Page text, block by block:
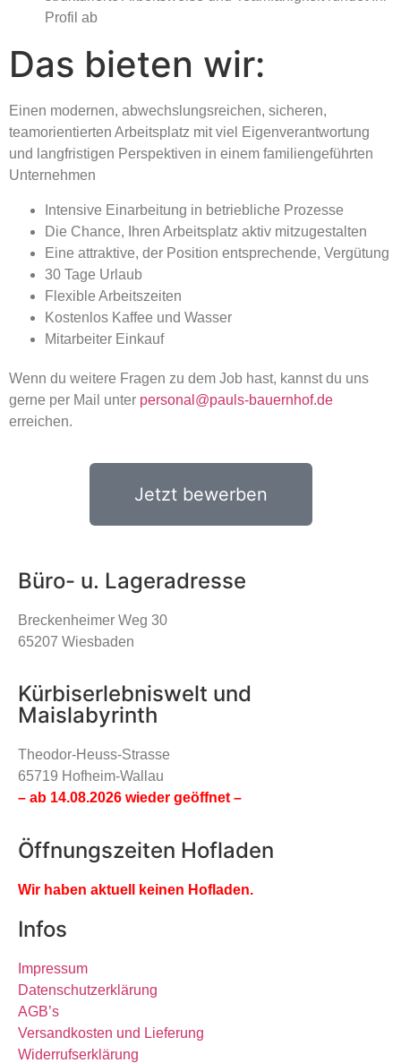
Profil ab
Das bieten wir:
Einen modernen, abwechslungsreichen, sicheren,
teamorientierten Arbeitsplatz mit viel Eigenverantwortung
und langfristigen Perspektiven in einem familiengeführten
Unternehmen
Intensive Einarbeitung in betriebliche Prozesse
Die Chance, Ihren Arbeitsplatz aktiv mitzugestalten
Eine attraktive, der Position entsprechende, Vergütung
30 Tage Urlaub
Flexible Arbeitszeiten
Kostenlos Kaffee und Wasser
Mitarbeiter Einkauf
Wenn du weitere Fragen zu dem Job hast, kannst du uns
gerne per Mail unter personal@pauls-bauernhof.de
erreichen.
Jetzt bewerben
Büro- u. Lageradresse
Breckenheimer Weg 30
65207 Wiesbaden
Kürbiserlebniswelt und
Maislabyrinth
Theodor-Heuss-Strasse
65719 Hofheim-Wallau
– ab 14.08.2026 wieder geöffnet –
Öffnungszeiten Hofladen
Wir haben aktuell keinen Hofladen.
Infos
Impressum
Datenschutzerklärung
AGB’s
Versandkosten und Lieferung
Widerrufserklärung